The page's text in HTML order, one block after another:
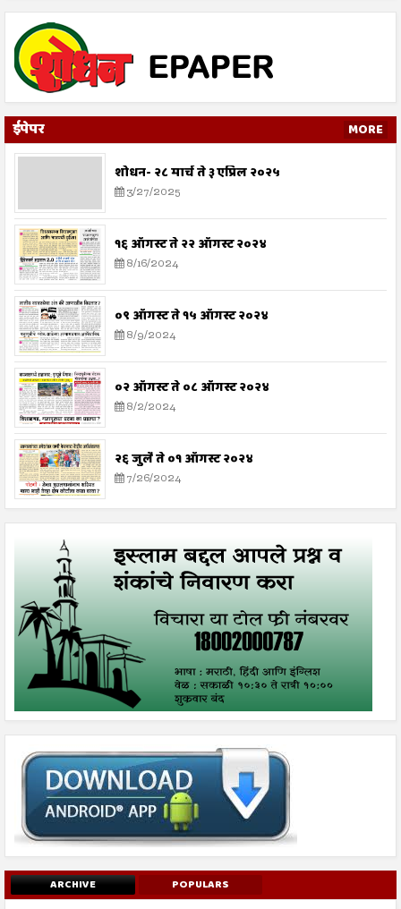
ईपेपर MORE
शोधन- २८ मार्च ते ३ एप्रिल २०२५
3/27/2025
१६ ऑगस्ट ते २२ ऑगस्ट २०२४
8/16/2024
०९ ऑगस्ट ते १५ ऑगस्ट २०२४
8/9/2024
०२ ऑगस्ट ते ०८ ऑगस्ट २०२४
8/2/2024
२६ जुलै ते ०१ ऑगस्ट २०२४
7/26/2024
ARCHIVE POPULARS